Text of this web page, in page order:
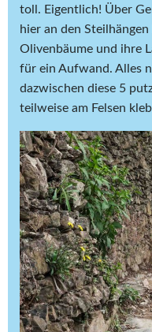
toll. Eigentlich! Über
hier an den
Olivenbäume und ihre
für ein Aufwand. Alles
dazwischen diese 5
teilweise am Felsen